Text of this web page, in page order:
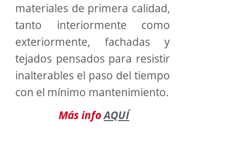
materiales de primera calidad,
tanto interiormente como
exteriormente, fachadas y
tejados pensados para resistir
inalterables el paso del tiempo
con el mínimo mantenimiento.
Más infoAQUÍ